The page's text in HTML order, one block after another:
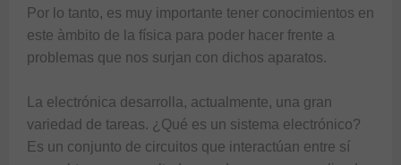
Por lo tanto, es muy importante tener conocimientos en
este àmbito de la física para poder hacer frente a
problemas que nos surjan con dichos aparatos.
La electrónica desarrolla, actualmente, una gran
variedad de tareas. ¿Qué es un sistema electrónico?
Es un conjunto de circuitos que interactúan entre sí